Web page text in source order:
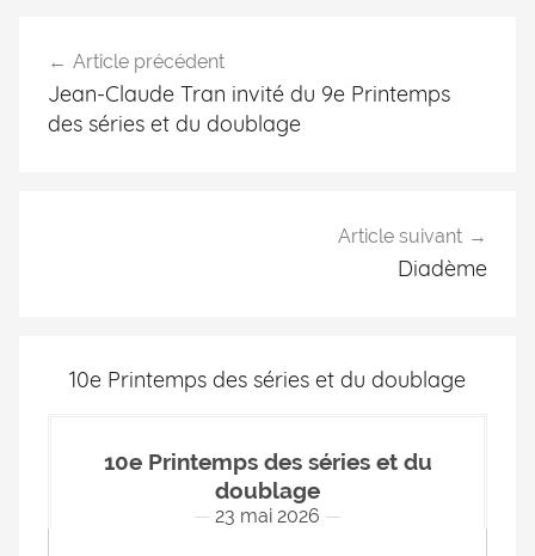
Article précédent
Jean-Claude Tran invité du 9e Printemps
des séries et du doublage
Article suivant
Diadème
10e Printemps des séries et du doublage
10e Printemps des séries et du
doublage
23 mai 2026